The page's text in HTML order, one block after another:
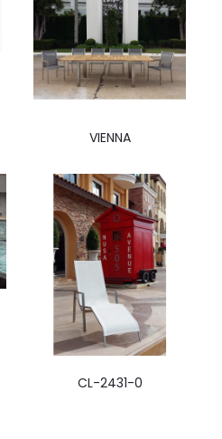
VIENNA
CL-2431-0